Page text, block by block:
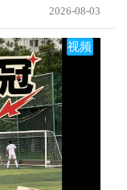
2026-08-03
视频